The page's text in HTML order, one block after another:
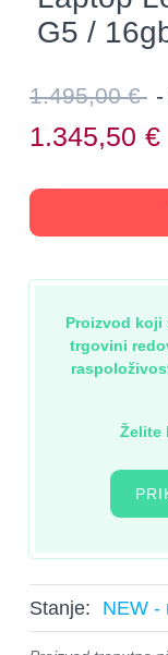
G5 /
1.495,00 €
1.345,50 €
Proizvod koji
trgovini
Želite
Stanje: NEW -